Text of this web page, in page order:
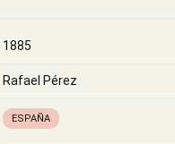
1885
Rafael Pérez
ESPAÑA